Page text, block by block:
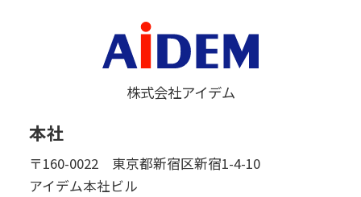
株式会社アイデム
本社
〒160-0022 東京都新宿区新宿1-4-10
アイデム本社ビル